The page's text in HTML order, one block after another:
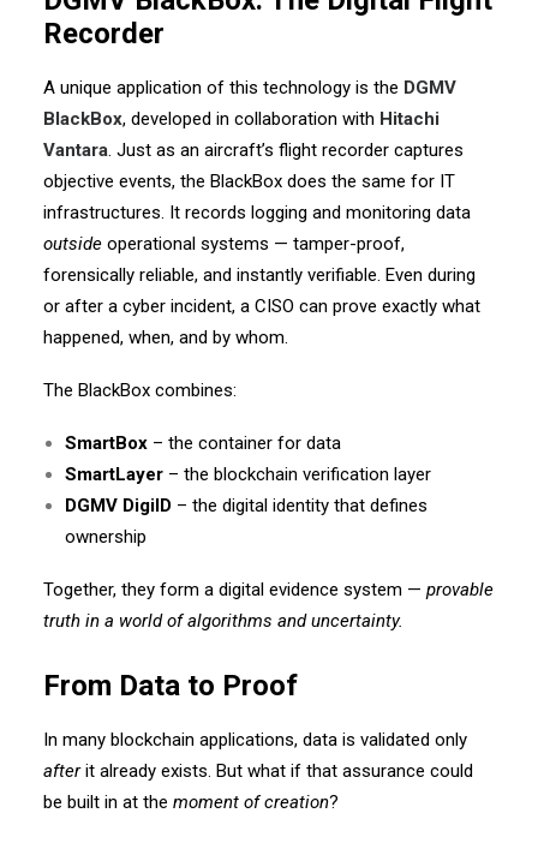
Recorder
A unique application of this technology is the DGMV
BlackBox, developed in collaboration with Hitachi
Vantara. Just as an aircraft’s flight recorder captures
objective events, the BlackBox does the same for IT
infrastructures. It records logging and monitoring data
outside operational systems — tamper-proof,
forensically reliable, and instantly verifiable. Even during
or after a cyber incident, a CISO can prove exactly what
happened, when, and by whom.
The BlackBox combines:
SmartBox – the container for data
SmartLayer – the blockchain verification layer
DGMV DigiID – the digital identity that defines
ownership
Together, they form a digital evidence system — provable
truth in a world of algorithms and uncertainty.
From Data to Proof
In many blockchain applications, data is validated only
afterit already exists. But what if that assurance could
be built in at the moment of creation?